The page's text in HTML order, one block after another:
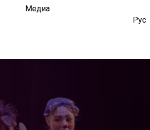
Медиа
Рус